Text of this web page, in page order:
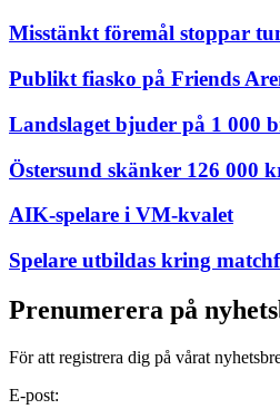
Misstänkt föremål stoppar
Publikt fiasko på Friends
Landslaget bjuder på 1 000
Östersund skänker 126 000
AIK-spelare i VM-kvalet
Spelare utbildas kring
Prenumerera på
För att registrera dig på vårat
E-post: